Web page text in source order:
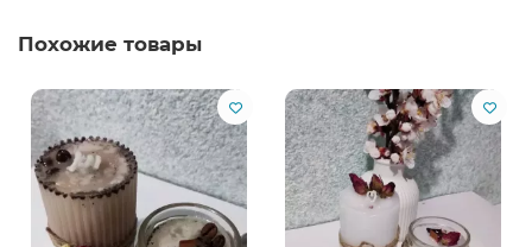
в ванной — для приятного SPA дома,
на кухне — для уютного кофе-настроения,
в рабочем кабинете — как мягкий
поддерживающий аромат.
Запах не резкий, не тяжёлый, а аккуратно
распространяется по комнате, создавая фоновое
Похожие товары